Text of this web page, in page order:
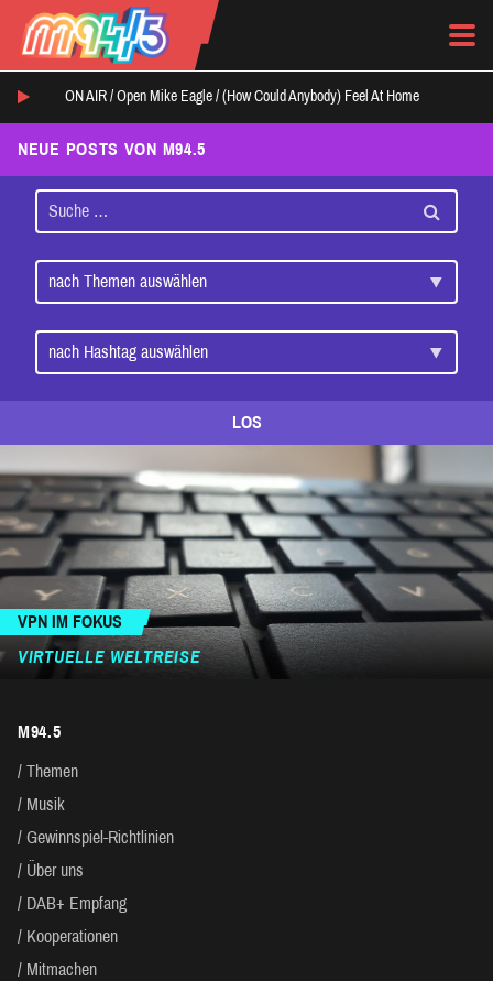
ON AIR / Open Mike Eagle / (How Could Anybody) Feel At Home
NEUE POSTS VON M94.5
LOS
VPN IM FOKUS
VIRTUELLE WELTREISE
M94.5
Themen
Musik
Gewinnspiel-Richtlinien
Über uns
DAB+ Empfang
Kooperationen
Mitmachen